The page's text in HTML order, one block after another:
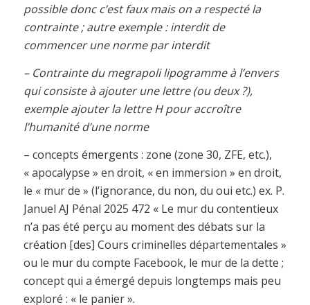
possible donc c’est faux mais on a respecté la
contrainte ; autre exemple : interdit de
commencer une norme par interdit
– Contrainte du megrapoli lipogramme à l’envers
qui consiste à ajouter une lettre (ou deux ?),
exemple ajouter la lettre H pour accroître
l’humanité d’une norme
– concepts émergents : zone (zone 30, ZFE, etc.),
« apocalypse » en droit, « en immersion » en droit,
le « mur de » (l’ignorance, du non, du oui etc.) ex. P.
Januel AJ Pénal 2025 472 « Le mur du contentieux
n’a pas été perçu au moment des débats sur la
création [des] Cours criminelles départementales »
ou le mur du compte Facebook, le mur de la dette ;
concept qui a émergé depuis longtemps mais peu
exploré : « le panier ».